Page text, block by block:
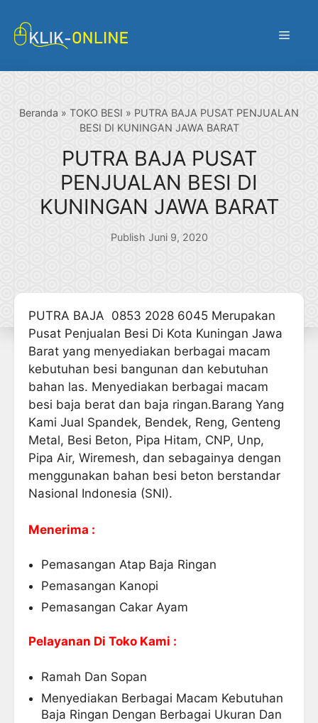
Menu
Beranda » TOKO BESI » PUTRA BAJA PUSAT PENJUALAN
BESI DI KUNINGAN JAWA BARAT
PUTRA BAJA PUSAT
PENJUALAN BESI DI
KUNINGAN JAWA BARAT
Publish Juni 9, 2020
PUTRA BAJA 0853 2028 6045 Merupakan
Pusat Penjualan Besi Di Kota Kuningan Jawa
Barat yang menyediakan berbagai macam
kebutuhan besi bangunan dan kebutuhan
bahan las. Menyediakan berbagai macam
besi baja berat dan baja ringan.Barang Yang
Kami Jual Spandek, Bendek, Reng, Genteng
Metal, Besi Beton, Pipa Hitam, CNP, Unp,
Pipa Air, Wiremesh, dan sebagainya dengan
menggunakan bahan besi beton berstandar
Nasional Indonesia (SNI).
Menerima :
Pemasangan Atap Baja Ringan
Pemasangan Kanopi
Pemasangan Cakar Ayam
Pelayanan Di Toko Kami :
Ramah Dan Sopan
Menyediakan Berbagai Macam Kebutuhan
Baja Ringan Dengan Berbagai Ukuran Dan